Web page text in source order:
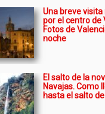
Una breve
por el centro de
Fotos de
noche
El salto de la
Navajas. Como
hasta el salto